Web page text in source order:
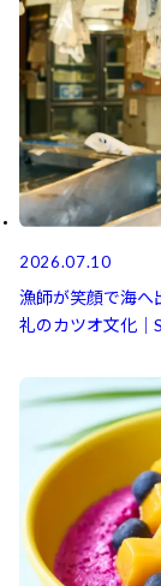
2026.07.10
漁師が笑顔で海へ
礼のカツオ文化